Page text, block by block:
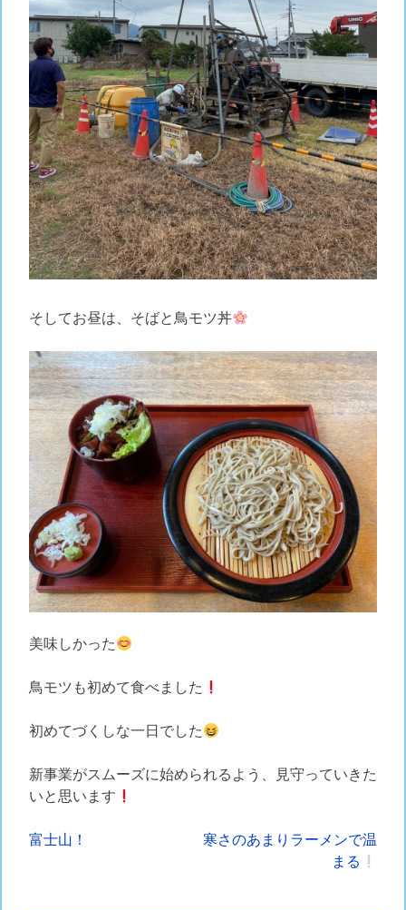
そしてお昼は、そばと鳥モツ丼
美味しかった
鳥モツも初めて食べました
初めてづくしな一日でした
新事業がスムーズに始められるよう、見守っていきた
いと思います
投
富士山！
寒さのあまりラーメンで温
まる